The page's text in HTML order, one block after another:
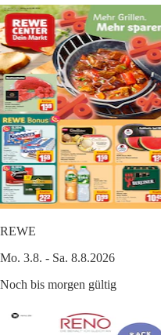
REWE
Mo. 3.8. - Sa. 8.8.2026
Noch bis morgen gültig